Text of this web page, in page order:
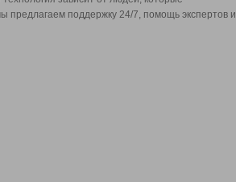
предлагаем поддержку 24/7, помощь экспертов и